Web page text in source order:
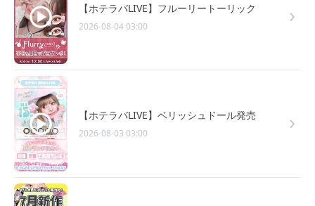
【ホテラバLIVE】フルーリートーリック
2026-08-04 03:00
【ホテラバLIVE】ベリッシュドール発売
2026-08-03 03:00